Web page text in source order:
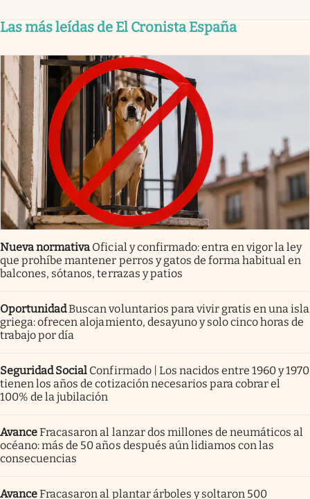
Las más leídas de El Cronista España
Nueva normativa Oficial y confirmado: entra en vigor la ley
que prohíbe mantener perros y gatos de forma habitual en
balcones, sótanos, terrazas y patios
OportunidadBuscan voluntarios para vivir gratis en una isla
griega: ofrecen alojamiento, desayuno y solo cinco horas de
trabajo por día
Seguridad Social Confirmado | Los nacidos entre 1960 y 1970
tienen los años de cotización necesarios para cobrar el
100% de la jubilación
AvanceFracasaron al lanzar dos millones de neumáticos al
océano: más de 50 años después aún lidiamos con las
consecuencias
AvanceFracasaron al plantar árboles y soltaron 500